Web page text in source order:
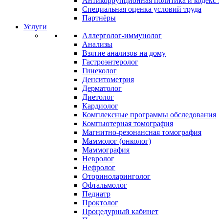
Специальная оценка условий труда
Партнёры
Услуги
Аллерголог-иммунолог
Анализы
Взятие анализов на дому
Гастроэнтеролог
Гинеколог
Денситометрия
Дерматолог
Диетолог
Кардиолог
Комплексные программы обследования
Компьютерная томография
Магнитно-резонансная томография
Маммолог (онколог)
Маммография
Невролог
Нефролог
Оториноларинголог
Офтальмолог
Педиатр
Проктолог
Процедурный кабинет